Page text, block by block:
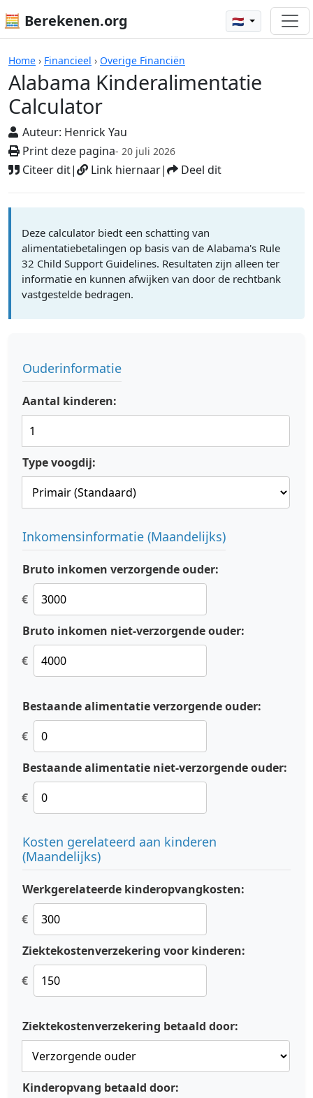
🧮 Berekenen.org 🇳🇱
Home › Financieel › Overige Financiën
Alabama Kinderalimentatie
Calculator
Auteur: Henrick Yau
Print deze pagina- 20 juli 2026
Citeer dit| Link hiernaar| Deel dit
Rekenmachines
Deze calculator biedt een schatting van
alimentatiebetalingen op basis van de Alabama's Rule
32 Child Support Guidelines. Resultaten zijn alleen ter
informatie en kunnen afwijken van door de rechtbank
vastgestelde bedragen.
Ouderinformatie
Aantal kinderen:
Type voogdij:
Inkomensinformatie (Maandelijks)
Bruto inkomen verzorgende ouder:
€
Bruto inkomen niet-verzorgende ouder:
€
Bestaande alimentatie verzorgende ouder:
€
Bestaande alimentatie niet-verzorgende ouder:
€
Kosten gerelateerd aan kinderen
(Maandelijks)
Werkgerelateerde kinderopvangkosten:
€
Ziektekostenverzekering voor kinderen:
€
Ziektekostenverzekering betaald door:
Kinderopvang betaald door: